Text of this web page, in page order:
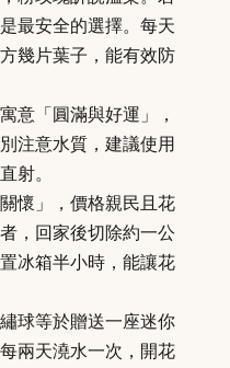
最安全的選擇。每天
幾片葉子，能有效防
意「圓滿與好運」，
注意水質，建議使用
射。
懷」，價格親民且花
，回家後切除約一公
冰箱半小時，能讓花
繡球等於贈送一座迷你
兩天澆水一次，開花